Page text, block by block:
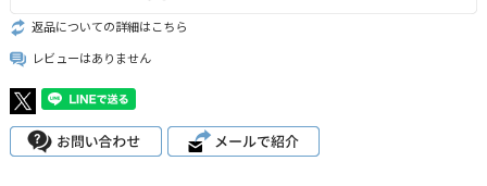
返品についての詳細はこちら
レビューはありません